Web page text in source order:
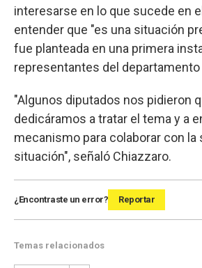
interesarse en lo que sucede en
entender que "es una situación
fue planteada en una primera
representantes del departamento
"Algunos diputados nos pidieron
dedicáramos a tratar el tema y a
mecanismo para colaborar con la
situación", señaló Chiazzaro.
¿Encontraste un error? Reportar
Temas relacionados